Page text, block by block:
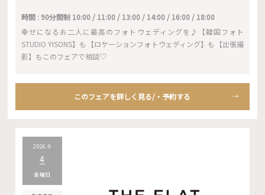
時間 : 90分間制 10:00 / 11:00 / 13:00 / 14:00 / 16:00 / 18:00
幸せになるお二人に最高のフォトウェディングを♪【韓国フォト
STUDIO YISONS】も【ロケーションフォトウェディング】も【出張撮
影】もこのフェアで相談♡
このフェアを詳しく見る/・予約する
2026.9
4
金曜日